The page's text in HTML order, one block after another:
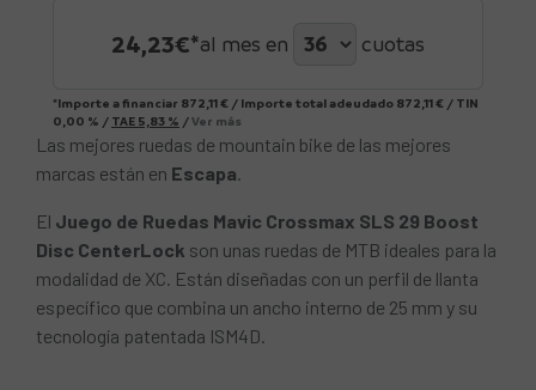
24,23€*al mes en cuotas
*Importe a financiar 872,11 € / Importe total adeudado 872,11 € / TIN
0,00 % / TAE 5,83 % /Ver más
Las mejores ruedas de mountain bike de las mejores
marcas están en Escapa.
El Juego de Ruedas Mavic Crossmax SLS 29 Boost
Disc CenterLock son unas ruedas de MTB ideales para la
modalidad de XC. Están diseñadas con un perfil de llanta
específico que combina un ancho interno de 25 mm y su
tecnología patentada ISM4D.